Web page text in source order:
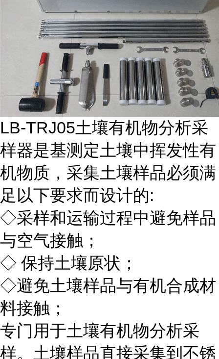
LB-TRJ05土壤有机物分析采
样器是基测定土壤中挥发性有
机物质，采集土壤样品必须满
足以下要求而设计的:
◇采样和运输过程中避免样品
与空气接触；
◇ 保持土壤原状；
◇避免土壤样品与有机合成材
料接触；
专门用于土壤有机物分析采
样。土壤样品直接采集到不锈